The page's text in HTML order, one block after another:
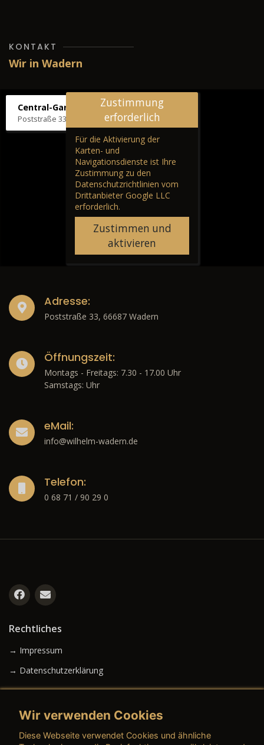
KONTAKT
Wir in Wadern
Central-Garage H. Wilhelm
Poststraße 33, 66687 Wadern
Zustimmung
erforderlich
Für die Aktivierung der
Karten- und
Navigationsdienste ist Ihre
Zustimmung zu den
Datenschutzrichtlinien vom
Drittanbieter Google LLC
erforderlich.
Zustimmen und
aktivieren
Adresse:
Poststraße 33, 66687 Wadern
Öffnungszeit:
Montags - Freitags: 7.30 - 17.00 Uhr
Samstags: Uhr
eMail:
info@wilhelm-wadern.de
Telefon:
0 68 71 / 90 29 0
Rechtliches
→ Impressum
→ Datenschutzerklärung
Wir verwenden Cookies
Diese Webseite verwendet Cookies und ähnliche